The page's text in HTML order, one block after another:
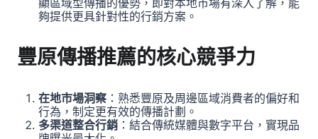
顯區域型傳播的優勢，即對本地市場有深入了解，能
夠提供更具針對性的行銷方案。
豐原傳播推薦的核心競爭力
在地市場洞察 ：熟悉豐原及周邊區域消費者的偏好和
行為，制定更有效的傳播計劃。
多渠道整合行銷 ：結合傳統媒體與數字平台，實現品